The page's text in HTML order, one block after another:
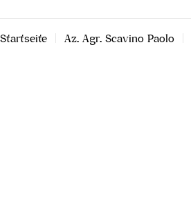
Startseite Az. Agr. Scavino Paolo